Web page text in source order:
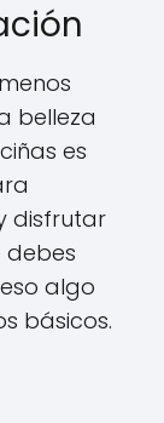
belleza
es
disfrutar
debes
algo
básicos.